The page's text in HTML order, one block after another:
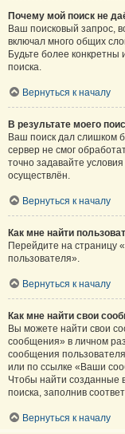
Почему мой поиск не
Ваш поисковый запрос,
включал много общих
Будьте более
поиска.
Вернуться к началу
В результате моего
Ваш поиск дал слишком
сервер не смог
точно задавайте
осуществлён.
Вернуться к началу
Как мне найти
Перейдите на страницу
пользователя».
Вернуться к началу
Как мне найти свои
Вы можете найти свои
сообщения» в личном
сообщения
или по ссылке «Ваши
Чтобы найти созданные
поиска, заполнив
Вернуться к началу